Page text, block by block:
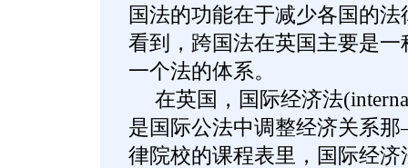
国法的功能在于减少各国的
看到，跨国法在英国主要是
一个法的体系。
在英国，国际经济法
是国际公法中调整经济关系
律院校的课程表里，国际经